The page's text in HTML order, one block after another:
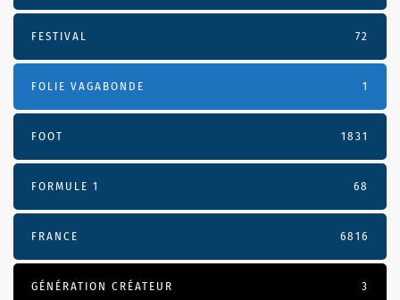
FESTIVAL 72
FOLIE VAGABONDE 1
FOOT 1831
FORMULE 1 68
FRANCE 6816
GÉNÉRATION CRÉATEUR 3